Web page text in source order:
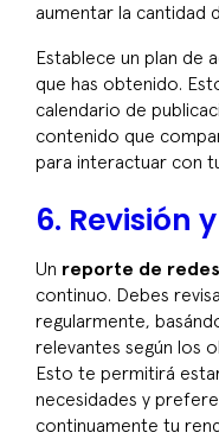
aumentar la cantidad
Establece un plan de
que has obtenido.
calendario de
contenido que
para interactuar con
6. Revisión
Un reporte de
continuo. Debes
regularmente,
relevantes según los
Esto te permitirá
necesidades y
continuamente tu